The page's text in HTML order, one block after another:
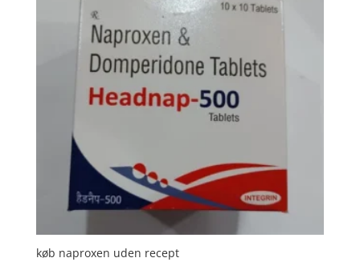
køb naproxen uden recept